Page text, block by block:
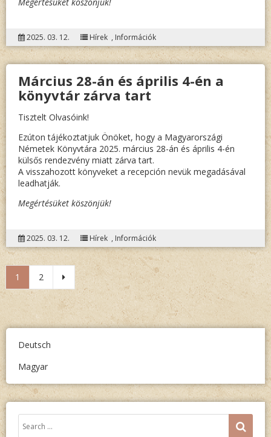
2025. 03. 12. Hírek , Információk
Március 28-án és április 4-én a
könyvtár zárva tart
Tisztelt Olvasóink!
Ezúton tájékoztatjuk Önöket, hogy a Magyarországi
Németek Könyvtára 2025. március 28-án és április 4-én
külsős rendezvény miatt zárva tart.
A visszahozott könyveket a recepción nevük megadásával
leadhatják.
Megértésüket köszönjük!
2025. 03. 12. Hírek , Információk
Bejegyzés
navigáció
1 2
Deutsch
Magyar
Keresés: